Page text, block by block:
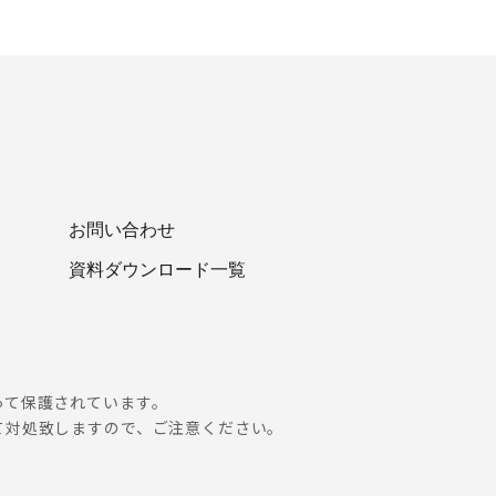
お問い合わせ
資料ダウンロード一覧
保護されています。
処致しますので、ご注意ください。